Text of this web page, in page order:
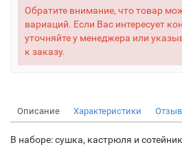
Обратите внимание, что товар
вариаций. Если Вас интересует
уточняйте у менеджера или
к заказу.
Описание Характеристики
В наборе: сушка, кастрюля и